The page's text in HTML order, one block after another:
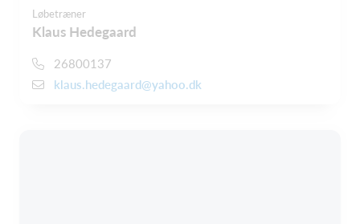
Løbetræner
Klaus Hedegaard
26800137
klaus.hedegaard@yahoo.dk